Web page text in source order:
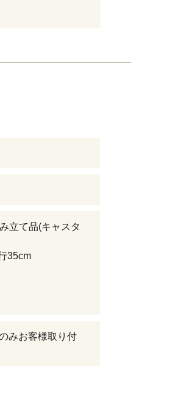
立て品(キャスタ
35cm
みお客様取り付